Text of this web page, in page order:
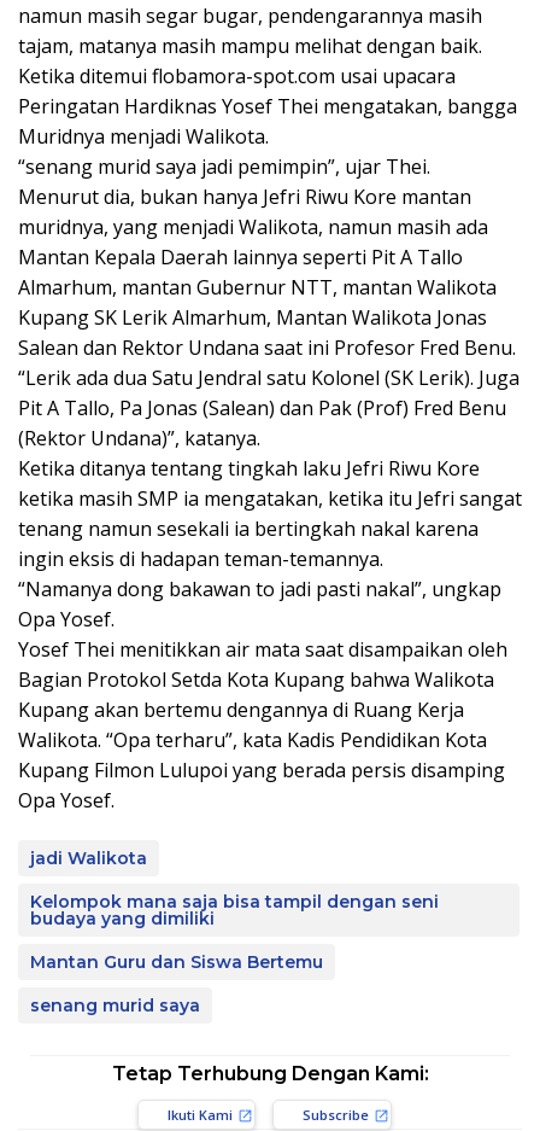
namun masih segar bugar, pendengarannya masih
tajam, matanya masih mampu melihat dengan baik.
Ketika ditemui flobamora-spot.com usai upacara
Peringatan Hardiknas Yosef Thei mengatakan, bangga
Muridnya menjadi Walikota.
“senang murid saya jadi pemimpin”, ujar Thei.
Menurut dia, bukan hanya Jefri Riwu Kore mantan
muridnya, yang menjadi Walikota, namun masih ada
Mantan Kepala Daerah lainnya seperti Pit A Tallo
Almarhum, mantan Gubernur NTT, mantan Walikota
Kupang SK Lerik Almarhum, Mantan Walikota Jonas
Salean dan Rektor Undana saat ini Profesor Fred Benu.
“Lerik ada dua Satu Jendral satu Kolonel (SK Lerik). Juga
Pit A Tallo, Pa Jonas (Salean) dan Pak (Prof) Fred Benu
(Rektor Undana)”, katanya.
Ketika ditanya tentang tingkah laku Jefri Riwu Kore
ketika masih SMP ia mengatakan, ketika itu Jefri sangat
tenang namun sesekali ia bertingkah nakal karena
ingin eksis di hadapan teman-temannya.
“Namanya dong bakawan to jadi pasti nakal”, ungkap
Opa Yosef.
Yosef Thei menitikkan air mata saat disampaikan oleh
Bagian Protokol Setda Kota Kupang bahwa Walikota
Kupang akan bertemu dengannya di Ruang Kerja
Walikota. “Opa terharu”, kata Kadis Pendidikan Kota
Kupang Filmon Lulupoi yang berada persis disamping
Opa Yosef.
jadi Walikota
Kelompok mana saja bisa tampil dengan seni
budaya yang dimiliki
Mantan Guru dan Siswa Bertemu
senang murid saya
Tetap Terhubung Dengan Kami:
Ikuti Kami Subscribe